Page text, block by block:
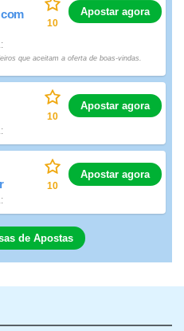
10
Apostar agora
que aceitam a oferta de boas-vindas.
10
Apostar agora
10
Apostar agora
de Apostas